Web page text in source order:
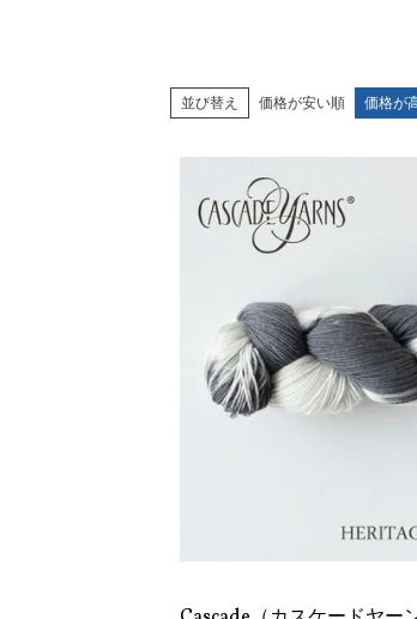
並び替え 価格が安い順 価格が